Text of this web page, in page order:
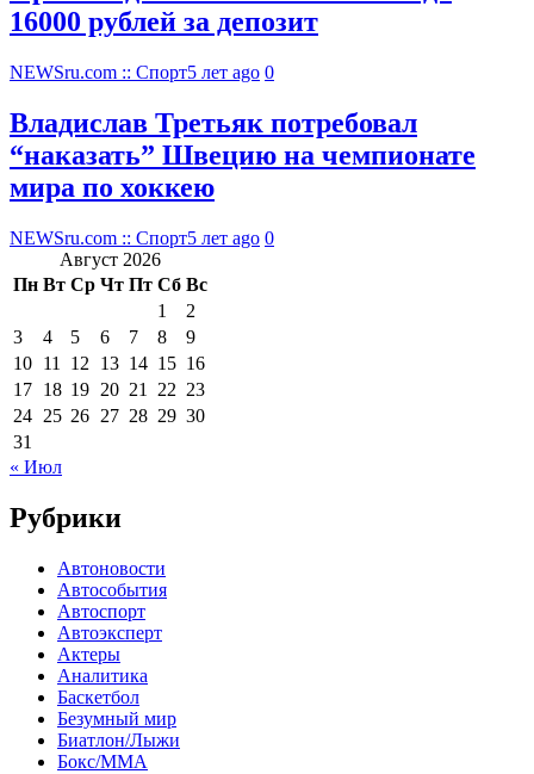
16000 рублей за депозит
NEWSru.com :: Спорт5 лет ago 0
Владислав Третьяк потребовал
“наказать” Швецию на чемпионате
мира по хоккею
NEWSru.com :: Спорт5 лет ago 0
Август 2026
Пн Вт Ср Чт Пт Сб Вс
1
2
3
4 5 6 7 8
9
10 11 12 13 14 15 16
17 18 19 20 21 22 23
24 25 26 27 28 29 30
31
« Июл
Рубрики
Автоновости
Автособытия
Автоспорт
Автоэксперт
Актеры
Аналитика
Баскетбол
Безумный мир
Биатлон/Лыжи
Бокс/MMA